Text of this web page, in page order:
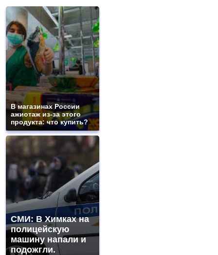
В магазинах России
ажиотаж из-за этого
продукта: что купить?
СМИ: В Химках на
полицейскую
машину напали и
подожгли.